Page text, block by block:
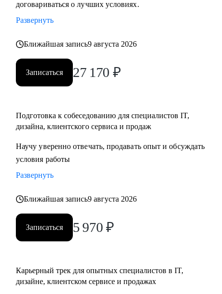
• Тем, кто хочет начать карьеру в IT и Digital или
клиентском сервисе и продажах;
и Digital или клиентском сервисе и продажах;
договариваться о лучших условиях.
Развернуть
Ближайшая запись9 августа 2026
Записаться 27 170 ₽
Подготовка к собеседованию для специалистов IT,
дизайна, клиентского сервиса и продаж
Научу уверенно отвечать, продавать опыт и обсуждать
условия работы
Развернуть
Ближайшая запись9 августа 2026
Записаться 5 970 ₽
Карьерный трек для опытных специалистов в IT,
дизайне, клиентском сервисе и продажах